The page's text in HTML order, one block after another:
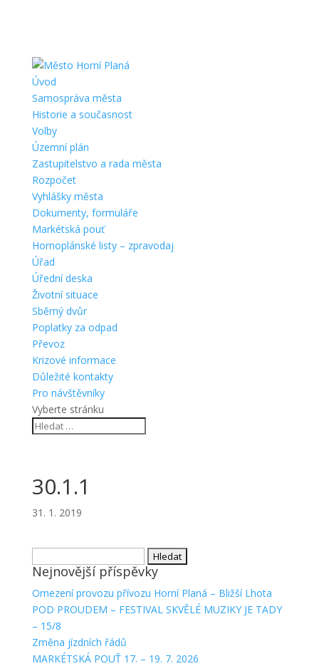
Úvod
Samospráva města
Historie a současnost
Volby
Územní plán
Zastupitelstvo a rada města
Rozpočet
Vyhlášky města
Dokumenty, formuláře
Markétská pouť
Hornoplánské listy – zpravodaj
Úřad
Úřední deska
Životní situace
Sběrný dvůr
Poplatky za odpad
Převoz
Krizové informace
Důležité kontakty
Pro návštěvníky
Vyberte stránku
30.1.1
31. 1. 2019
Nejnovější příspěvky
Omezení provozu přívozu Horní Planá – Bližší Lhota
POD PROUDEM – FESTIVAL SKVĚLÉ MUZIKY JE TADY
– 15/8
Změna jízdních řádů
MARKÉTSKÁ POUŤ 17. – 19. 7. 2026